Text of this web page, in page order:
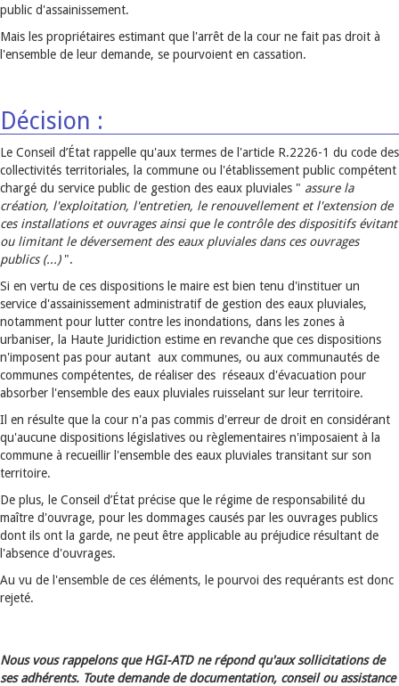
public d'assainissement.
Mais les propriétaires estimant que l'arrêt de la cour ne fait pas droit à
l'ensemble de leur demande, se pourvoient en cassation.
Décision :
Le Conseil d’État rappelle qu'aux termes de l'article R.2226-1 du code des
collectivités territoriales, la commune ou l'établissement public compétent
chargé du service public de gestion des eaux pluviales " assure la
création, l'exploitation, l'entretien, le renouvellement et l'extension de
ces installations et ouvrages ainsi que le contrôle des dispositifs évitant
ou limitant le déversement des eaux pluviales dans ces ouvrages
publics (...)".
Si en vertu de ces dispositions le maire est bien tenu d'instituer un
service d'assainissement administratif de gestion des eaux pluviales,
notamment pour lutter contre les inondations, dans les zones à
urbaniser, la Haute Juridiction estime en revanche que ces dispositions
n'imposent pas pour autant aux communes, ou aux communautés de
communes compétentes, de réaliser des réseaux d'évacuation pour
absorber l'ensemble des eaux pluviales ruisselant sur leur territoire.
Il en résulte que la cour n'a pas commis d'erreur de droit en considérant
qu'aucune dispositions législatives ou règlementaires n'imposaient à la
commune à recueillir l'ensemble des eaux pluviales transitant sur son
territoire.
De plus, le Conseil d’État précise que le régime de responsabilité du
maître d'ouvrage, pour les dommages causés par les ouvrages publics
dont ils ont la garde, ne peut être applicable au préjudice résultant de
l'absence d'ouvrages.
Au vu de l'ensemble de ces éléments, le pourvoi des requérants est donc
rejeté.
Nous vous rappelons que HGI-ATD ne répond qu'aux sollicitations de
ses adhérents. Toute demande de documentation, conseil ou assistance